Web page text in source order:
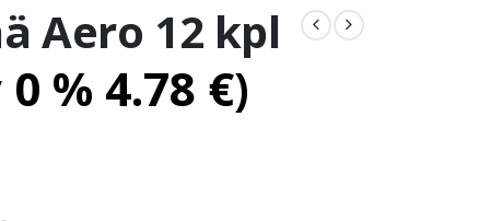
Aero 12 kpl
% 4.78 €)